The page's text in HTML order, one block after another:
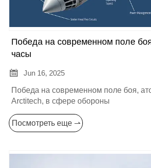
Победа на современном поле
часы

Jun 16, 2025
Победа на современном поле боя,
Arctitech, в сфере обороны
Посмотреть еще ⇀